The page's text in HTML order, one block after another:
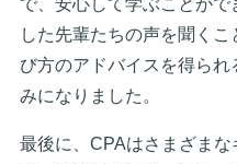
で、安心して学ぶことが
した先輩たちの声を聞く
び方のアドバイスを得ら
みになりました。
最後に、CPAはさまざま